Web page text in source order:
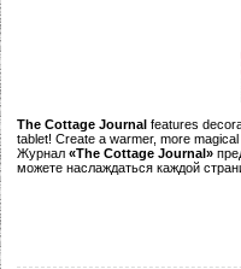
The Cottage Journal features
tablet! Create a warmer, more
Журнал «The Cottage Journal»
можете наслаждаться каждой